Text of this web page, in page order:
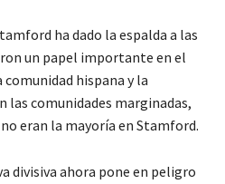
ha dado la espalda a las
un papel importante en el
hispana y la
las comunidades marginadas,
eran la mayoría en Stamford.
divisiva ahora pone en peligro